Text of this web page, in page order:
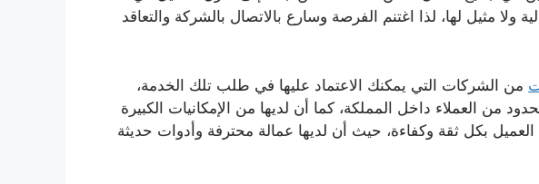
ولا مثيل لها، لذا اغتنم الفرصة وسارع بالاتصال بالشركة والتعاقد
من الشركات التي يمكنك الاعتماد عليها في طلب تلك الخدمة،
من العملاء داخل المملكة، كما أن لديها من الإمكانيات الكبيرة
العميل بكل ثقة وكفاءة، حيث أن لديها عمالة محترفة وأدوات حديثة